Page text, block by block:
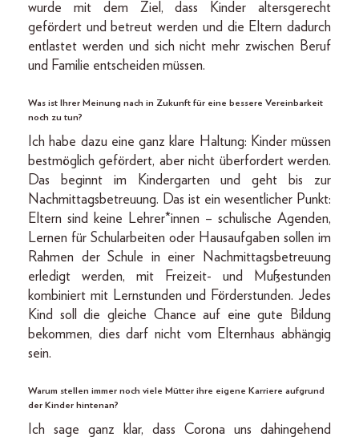
wurde mit dem Ziel, dass Kinder altersgerecht
gefördert und betreut werden und die Eltern dadurch
entlastet werden und sich nicht mehr zwischen Beruf
und Familie entscheiden müssen.
Was ist Ihrer Meinung nach in Zukunft für eine bessere Vereinbarkeit
noch zu tun?
Ich habe dazu eine ganz klare Haltung: Kinder müssen
bestmöglich gefördert, aber nicht überfordert werden.
Das beginnt im Kindergarten und geht bis zur
Nachmittagsbetreuung. Das ist ein wesentlicher Punkt:
Eltern sind keine Lehrer*innen – schulische Agenden,
Lernen für Schularbeiten oder Hausaufgaben sollen im
Rahmen der Schule in einer Nachmittagsbetreuung
erledigt werden, mit Freizeit- und Mußestunden
kombiniert mit Lernstunden und Förderstunden. Jedes
Kind soll die gleiche Chance auf eine gute Bildung
bekommen, dies darf nicht vom Elternhaus abhängig
sein.
Warum stellen immer noch viele Mütter ihre eigene Karriere aufgrund
der Kinder hintenan?
Ich sage ganz klar, dass Corona uns dahingehend